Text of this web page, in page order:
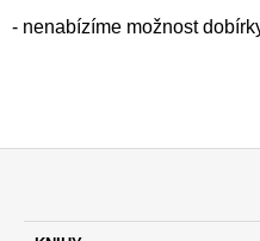
- nenabízíme možnost
O
Č